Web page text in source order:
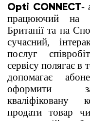
Opti CONNECT-
працюючий на
Британії та на
сучасний,
послуг
сервісу полягає
допомагає
оформити
кваліфіковану
продати товар